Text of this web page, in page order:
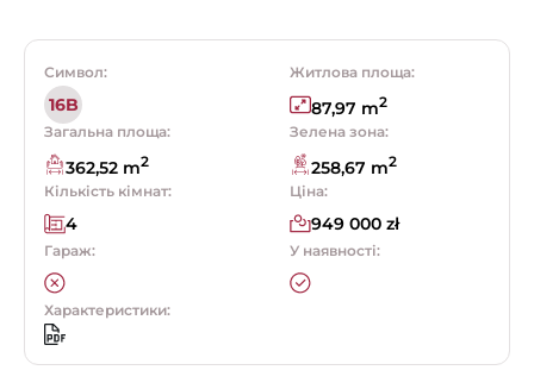
Символ:
16B
Житлова площа:
87,97 m2
Загальна площа:
362,52 m2
Зелена зона:
258,67 m2
Кількість кімнат:
4
Ціна:
949 000 zł
Гараж: У наявності:
Характеристики: